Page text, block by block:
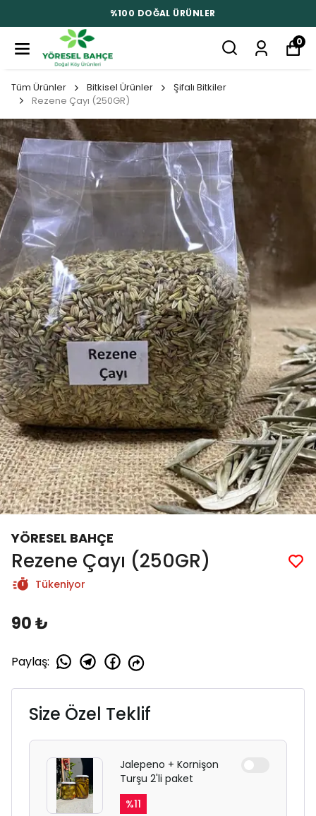
%100 DOĞAL ÜRÜNLER
0
Tüm Ürünler Bitkisel Ürünler
Şifalı Bitkiler
Rezene Çayı (250GR)
YÖRESEL BAHÇE
Rezene Çayı (250GR)
Tükeniyor
90 ₺
Paylaş:
Size Özel Teklif
Jalepeno + Kornişon
Turşu 2'li paket
%11